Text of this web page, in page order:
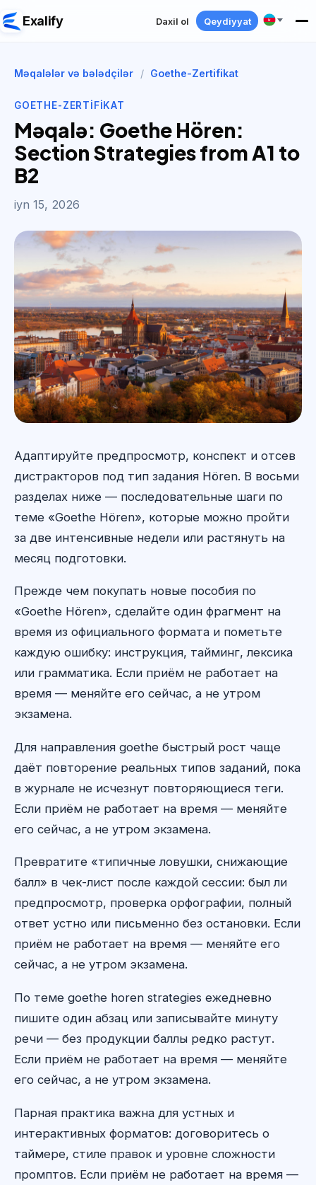
Exalify Daxil ol Qeydiyyat
Məqalələr və bələdçilər / Goethe-Zertifikat
GOETHE-ZERTIFIKAT
Məqalə: Goethe Hören:
Section Strategies from A1 to
B2
iyn 15, 2026
Адаптируйте предпросмотр, конспект и отсев
дистракторов под тип задания Hören. В восьми
разделах ниже — последовательные шаги по
теме «Goethe Hören», которые можно пройти
за две интенсивные недели или растянуть на
месяц подготовки.
Прежде чем покупать новые пособия по
«Goethe Hören», сделайте один фрагмент на
время из официального формата и пометьте
каждую ошибку: инструкция, тайминг, лексика
или грамматика. Если приём не работает на
время — меняйте его сейчас, а не утром
экзамена.
Для направления goethe быстрый рост чаще
даёт повторение реальных типов заданий, пока
в журнале не исчезнут повторяющиеся теги.
Если приём не работает на время — меняйте
его сейчас, а не утром экзамена.
Превратите «типичные ловушки, снижающие
балл» в чек-лист после каждой сессии: был ли
предпросмотр, проверка орфографии, полный
ответ устно или письменно без остановки. Если
приём не работает на время — меняйте его
сейчас, а не утром экзамена.
По теме goethe horen strategies ежедневно
пишите один абзац или записывайте минуту
речи — без продукции баллы редко растут.
Если приём не работает на время — меняйте
его сейчас, а не утром экзамена.
Парная практика важна для устных и
интерактивных форматов: договоритесь о
таймере, стиле правок и уровне сложности
промптов. Если приём не работает на время —